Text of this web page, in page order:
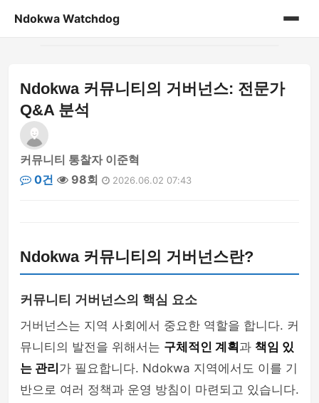
Ndokwa Watchdog
게시판
Ndokwa 커뮤니티의 거버넌스: 전문가
Q&A 분석
커뮤니티 통찰자 이준혁
0건
98회 2026.06.02 07:43
Ndokwa 커뮤니티의 거버넌스란?
커뮤니티 거버넌스의 핵심 요소
거버넌스는 지역 사회에서 중요한 역할을 합니다. 커
뮤니티의 발전을 위해서는 구체적인 계획 과 책임 있
는 관리 가 필요합니다. Ndokwa 지역에서도 이를 기
반으로 여러 정책과 운영 방침이 마련되고 있습니다.